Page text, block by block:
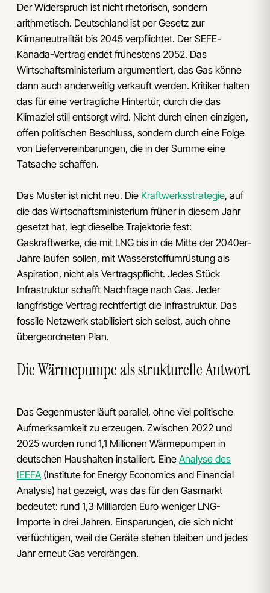
Der Widerspruch ist nicht rhetorisch, sondern
arithmetisch. Deutschland ist per Gesetz zur
Klimaneutralität bis 2045 verpflichtet. Der SEFE-
Kanada-Vertrag endet frühestens 2052. Das
Wirtschaftsministerium argumentiert, das Gas könne
dann auch anderweitig verkauft werden. Kritiker halten
das für eine vertragliche Hintertür, durch die das
Klimaziel still entsorgt wird. Nicht durch einen einzigen,
offen politischen Beschluss, sondern durch eine Folge
von Liefervereinbarungen, die in der Summe eine
Tatsache schaffen.
Das Muster ist nicht neu. Die Kraftwerksstrategie, auf
die das Wirtschaftsministerium früher in diesem Jahr
gesetzt hat, legt dieselbe Trajektorie fest:
Gaskraftwerke, die mit LNG bis in die Mitte der 2040er-
Jahre laufen sollen, mit Wasserstoffumrüstung als
Aspiration, nicht als Vertragspflicht. Jedes Stück
Infrastruktur schafft Nachfrage nach Gas. Jeder
langfristige Vertrag rechtfertigt die Infrastruktur. Das
fossile Netzwerk stabilisiert sich selbst, auch ohne
übergeordneten Plan.
Die Wärmepumpe als strukturelle Antwort
Das Gegenmuster läuft parallel, ohne viel politische
Aufmerksamkeit zu erzeugen. Zwischen 2022 und
2025 wurden rund 1,1 Millionen Wärmepumpen in
deutschen Haushalten installiert. Eine Analyse des
IEEFA(Institute for Energy Economics and Financial
Analysis) hat gezeigt, was das für den Gasmarkt
bedeutet: rund 1,3 Milliarden Euro weniger LNG-
Importe in drei Jahren. Einsparungen, die sich nicht
verfüchtigen, weil die Geräte stehen bleiben und jedes
Jahr erneut Gas verdrängen.